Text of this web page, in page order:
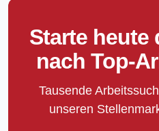
Starte heute
nach Top-
Tausende
unseren